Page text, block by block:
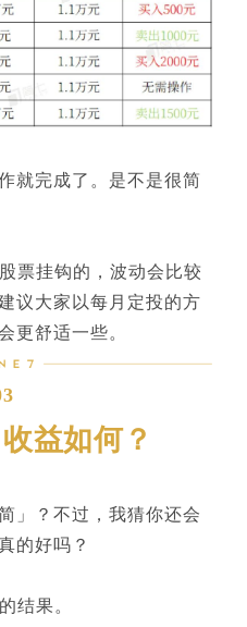
就完成了。是不是很简
票挂钩的，波动会比较
议大家以每月定投的方
更舒适一些。
益如何？
」？不过，我猜你还会
的好吗？
结果。